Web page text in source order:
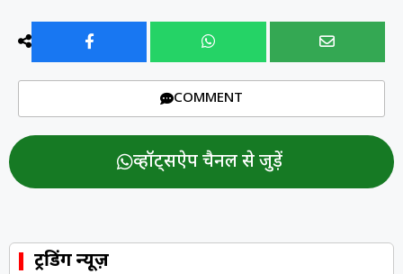
COMMENT
व्हॉट्सऐप चैनल से जुड़ें
ट्रेंडिंग न्यूज़